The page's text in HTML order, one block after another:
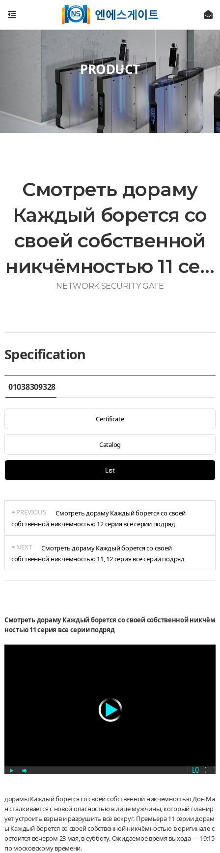
PRODUCT
Смотреть дораму
Каждый борется со
своей собственной
никчёмностью 11 се…
NETWORK SECURITY GATE
Specification
01038309328
Certificate
Catalog
List
PREVIOUS
Смотреть дораму Каждый борется со своей
собственной никчёмностью 12 серия все серии подряд
NEXT
Смотреть дораму Каждый борется со своей
собственной никчёмностью 11, 12 серия все серии подряд
Смотреть дораму Каждый борется со своей собственной никчём
ностью 11 серия все серии подряд
дорамы Каждый борется со своей собственной никчёмностью Дон Ма
н сталкивается с новой опасностью в лице мужчины, который планир
ует устроить взрыв и разрушить всё вокруг. Премьера 11 серии дорам
ы Каждый борется со своей собственной никчёмностью в оригинале с
остоится вечером 23 мая, в субботу. Ожидаемое время выхода — 19:15
по московскому времени.